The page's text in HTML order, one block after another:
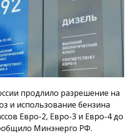
продлило разрешение на
и использование бензина
Евро-2, Евро-3 и Евро-4 до
Минэнерго РФ.